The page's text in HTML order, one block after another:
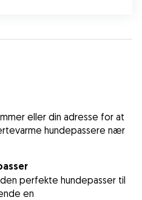
eller din adresse for at
hundepassere nær
perfekte hundepasser til
en